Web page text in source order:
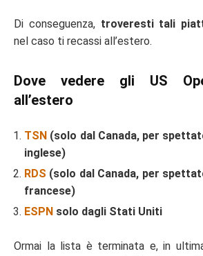
Di conseguenza, troveresti tali
nel caso ti recassi all’estero.
Dove vedere gli US
all’estero
TSN (solo dal Canada, per
inglese)
RDS (solo dal Canada, per
francese)
ESPN solo dagli Stati Uniti
Ormai la lista è terminata e, in